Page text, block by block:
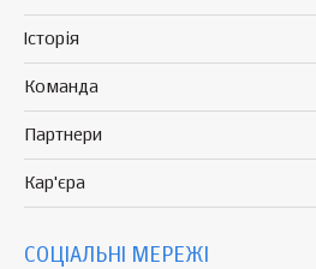
Історія
Команда
Партнери
Кар'єра
СОЦІАЛЬНІ МЕРЕЖІ